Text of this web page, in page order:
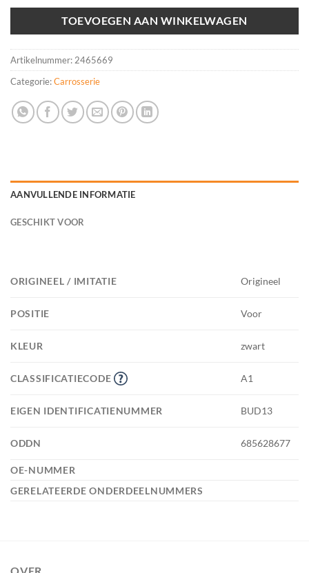
TOEVOEGEN AAN WINKELWAGEN
Artikelnummer: 2465669
Categorie:Carrosserie
AANVULLENDE INFORMATIE
GESCHIKT VOOR
ORIGINEEL / IMITATIE Origineel
POSITIE Voor
KLEUR zwart
CLASSIFICATIECODE A1
EIGEN IDENTIFICATIENUMMER BUD13
ODDN 685628677
OE-NUMMER
GERELATEERDE ONDERDEELNUMMERS